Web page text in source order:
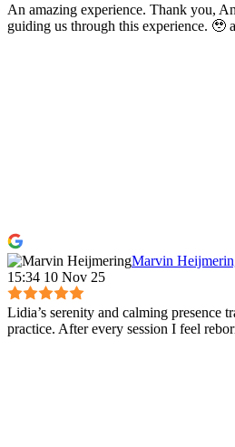
An amazing experience. Thank you,
guiding us through this experience. 🥹
Marvin
15:34 10 Nov 25
Lidia’s serenity and calming presence
practice. After every session I feel